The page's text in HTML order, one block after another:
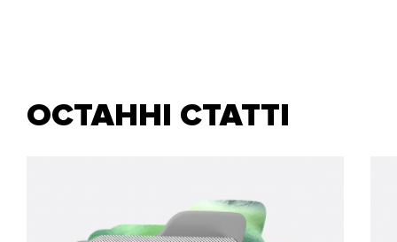
ОСТАННІ СТАТТІ